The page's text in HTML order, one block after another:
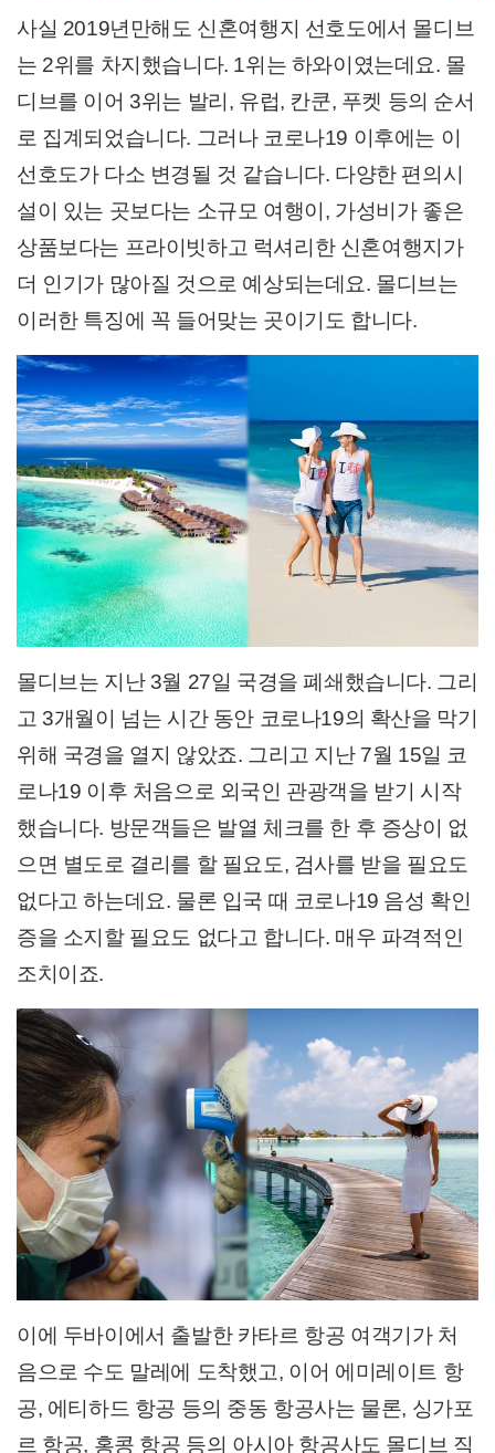
사실 2019년만해도 신혼여행지 선호도에서 몰디브
는 2위를 차지했습니다. 1위는 하와이였는데요. 몰
디브를 이어 3위는 발리, 유럽, 칸쿤, 푸켓 등의 순서
로 집계되었습니다. 그러나 코로나19 이후에는 이
선호도가 다소 변경될 것 같습니다. 다양한 편의시
설이 있는 곳보다는 소규모 여행이, 가성비가 좋은
상품보다는 프라이빗하고 럭셔리한 신혼여행지가
더 인기가 많아질 것으로 예상되는데요. 몰디브는
이러한 특징에 꼭 들어맞는 곳이기도 합니다.
몰디브는 지난 3월 27일 국경을 폐쇄했습니다. 그리
고 3개월이 넘는 시간 동안 코로나19의 확산을 막기
위해 국경을 열지 않았죠. 그리고 지난 7월 15일 코
로나19 이후 처음으로 외국인 관광객을 받기 시작
했습니다. 방문객들은 발열 체크를 한 후 증상이 없
으면 별도로 결리를 할 필요도, 검사를 받을 필요도
없다고 하는데요. 물론 입국 때 코로나19 음성 확인
증을 소지할 필요도 없다고 합니다. 매우 파격적인
조치이죠.
이에 두바이에서 출발한 카타르 항공 여객기가 처
음으로 수도 말레에 도착했고, 이어 에미레이트 항
공, 에티하드 항공 등의 중동 항공사는 물론, 싱가포
르 항공, 홍콩 항공 등의 아시아 항공사도 몰디브 직